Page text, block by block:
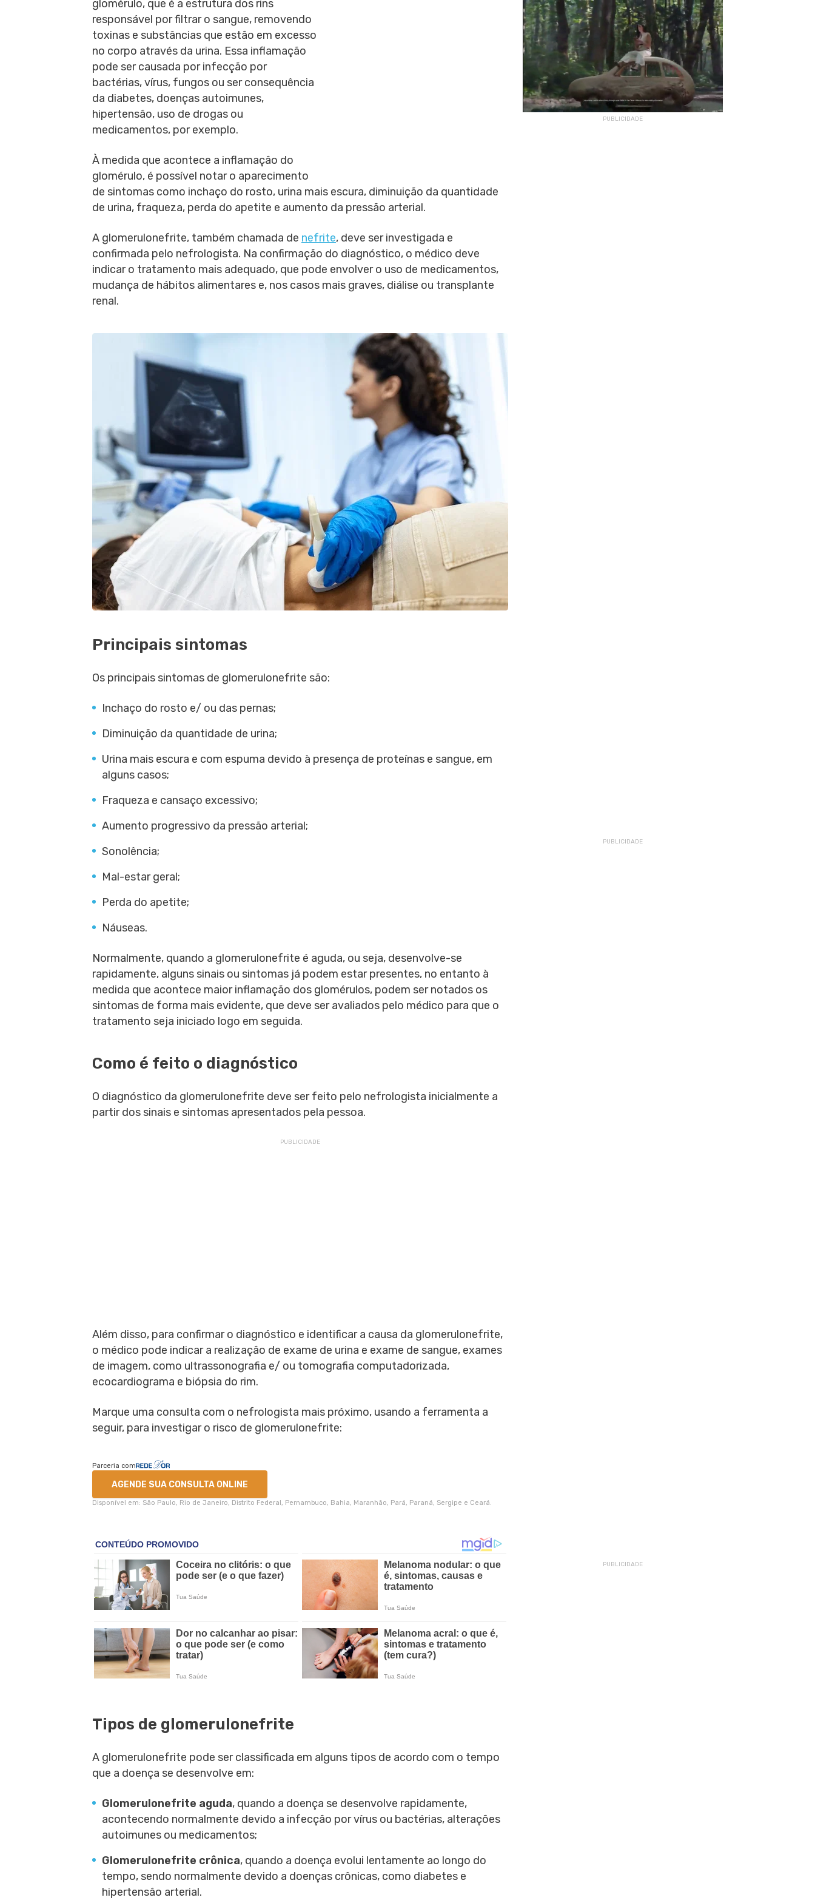
glomérulo, que é a estrutura dos rins
responsável por filtrar o sangue, removendo
toxinas e substâncias que estão em excesso
no corpo através da urina. Essa inflamação
pode ser causada por infecção por
bactérias, vírus, fungos ou ser consequência
da diabetes, doenças autoimunes,
hipertensão, uso de drogas ou
medicamentos, por exemplo.
À medida que acontece a inflamação do
glomérulo, é possível notar o aparecimento
de sintomas como inchaço do rosto, urina mais escura, diminuição da quantidade
de urina, fraqueza, perda do apetite e aumento da pressão arterial.
A glomerulonefrite, também chamada de nefrite, deve ser investigada e
confirmada pelo nefrologista. Na confirmação do diagnóstico, o médico deve
indicar o tratamento mais adequado, que pode envolver o uso de medicamentos,
mudança de hábitos alimentares e, nos casos mais graves, diálise ou transplante
renal.
Principais sintomas
Os principais sintomas de glomerulonefrite são:
Inchaço do rosto e/ ou das pernas;
Diminuição da quantidade de urina;
Urina mais escura e com espuma devido à presença de proteínas e sangue, em
alguns casos;
Fraqueza e cansaço excessivo;
Aumento progressivo da pressão arterial;
Sonolência;
Mal-estar geral;
Perda do apetite;
Náuseas.
Normalmente, quando a glomerulonefrite é aguda, ou seja, desenvolve-se
rapidamente, alguns sinais ou sintomas já podem estar presentes, no entanto à
medida que acontece maior inflamação dos glomérulos, podem ser notados os
sintomas de forma mais evidente, que deve ser avaliados pelo médico para que o
tratamento seja iniciado logo em seguida.
Como é feito o diagnóstico
O diagnóstico da glomerulonefrite deve ser feito pelo nefrologista inicialmente a
partir dos sinais e sintomas apresentados pela pessoa.
Além disso, para confirmar o diagnóstico e identificar a causa da glomerulonefrite,
o médico pode indicar a realização de exame de urina e exame de sangue, exames
de imagem, como ultrassonografia e/ ou tomografia computadorizada,
ecocardiograma e biópsia do rim.
Marque uma consulta com o nefrologista mais próximo, usando a ferramenta a
seguir, para investigar o risco de glomerulonefrite:
Parceria com
AGENDE SUA CONSULTA ONLINE
Disponível em: São Paulo, Rio de Janeiro, Distrito Federal, Pernambuco, Bahia, Maranhão, Pará, Paraná, Sergipe e Ceará.
Tipos de glomerulonefrite
A glomerulonefrite pode ser classificada em alguns tipos de acordo com o tempo
que a doença se desenvolve em:
Glomerulonefrite aguda, quando a doença se desenvolve rapidamente,
acontecendo normalmente devido a infecção por vírus ou bactérias, alterações
autoimunes ou medicamentos;
Glomerulonefrite crônica, quando a doença evolui lentamente ao longo do
tempo, sendo normalmente devido a doenças crônicas, como diabetes e
hipertensão arterial.